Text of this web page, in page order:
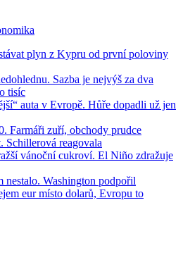
plyn z Kypru od první poloviny
Sazba je nejvýš za dva
tisíc
auta v Evropě. Hůře dopadli už jen
Farmáři zuří, obchody prudce
reagovala
vánoční cukroví. El Niño zdražuje
nestalo. Washington podpořil
eur místo dolarů, Evropu to